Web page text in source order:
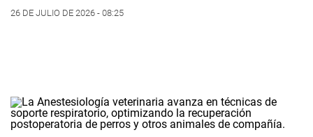
26 DE JULIO DE 2026 - 08:25